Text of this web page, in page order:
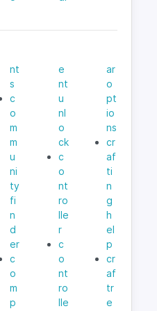
nt
s
c
o
m
m
u
ni
ty
fi
n
d
er
c
o
m
p
e
nt
u
nl
o
ck
c
o
nt
ro
lle
r
c
o
nt
ro
lle
ar
o
pt
io
ns
cr
af
ti
n
g
h
el
p
cr
af
tr
e